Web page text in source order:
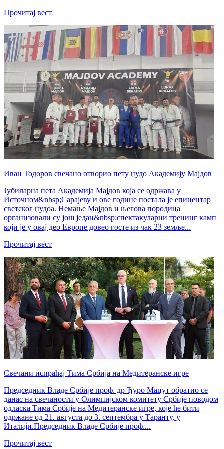
Прочитај вест
Иван Тодоров свечано отворио пету џудо Академију Мајдов
Јубиларна пета Академија Мајдов која се одржава у
Источном&nbsp;Сарајеву и ове године постала је епицентар
светског џудоа. Немање Мајдов и његова породица
организовали су још један&nbsp;спектакуларни тренинг камп
који је у овај део Европе довео госте из чак 23 земље...
Прочитај вест
Свечани испраћај Тима Србија на Медитеранске игре
Председник Владе Србије проф. др Ђуро Мацут обратио се
данас на свечаности у Олимпијском комитету Србије поводом
одласка Тима Србије на Медитеранске игре, које ће бити
одржане од 21. августа до 3. септембра у Таранту, у
Италији.Председник Владе Србије проф....
Прочитај вест